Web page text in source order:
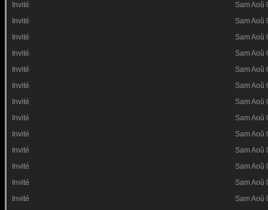
Invité
Sam Aoû
Invité
Sam Aoû
Invité
Sam Aoû
Invité
Sam Aoû
Invité
Sam Aoû
Invité
Sam Aoû
Invité
Sam Aoû
Invité
Sam Aoû
Invité
Sam Aoû
Invité
Sam Aoû
Invité
Sam Aoû
Invité
Sam Aoû
Invité
Sam Aoû